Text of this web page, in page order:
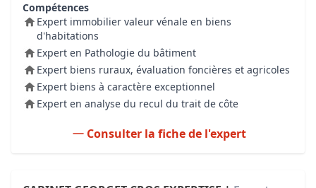
Compétences
Expert immobilier valeur vénale en biens
d'habitations
Expert en Pathologie du bâtiment
Expert biens ruraux, évaluation foncières et agricoles
Expert biens à caractère exceptionnel
Expert en analyse du recul du trait de côte
Consulter la fiche de l'expert